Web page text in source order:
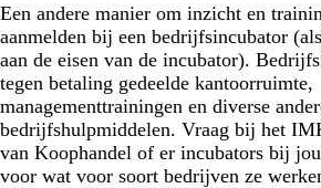
Een andere manier om inzicht en
aanmelden bij een bedrijfsincubator
aan de eisen van de incubator).
tegen betaling gedeelde kantoorruimte,
managementtrainingen en diverse
bedrijfshulpmiddelen. Vraag bij het
van Koophandel of er incubators bij
voor wat voor soort bedrijven ze